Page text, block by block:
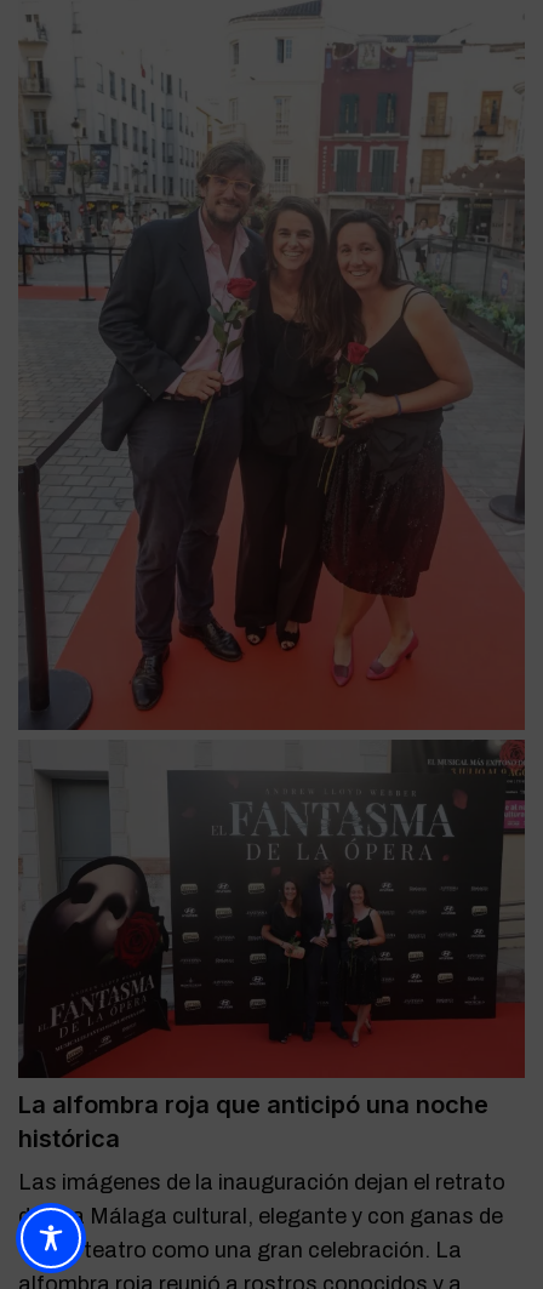
La alfombra roja que anticipó una noche
histórica
Las imágenes de la inauguración dejan el retrato
de una Málaga cultural, elegante y con ganas de
vivir el teatro como una gran celebración. La
alfombra roja reunió a rostros conocidos y a